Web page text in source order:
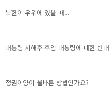
북한이 우위에 있을 때...
대통령 시해후 후임 대통령에 대한 반
정권이양이 올바른 방법인가요?